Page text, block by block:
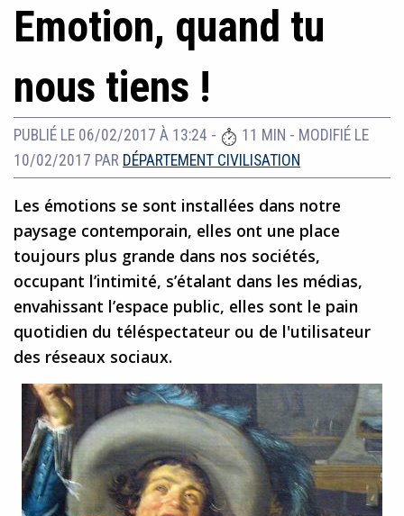
Emotion, quand tu
nous tiens !
PUBLIÉ LE 06/02/2017 À 13:24 - 11 MIN - MODIFIÉ LE
10/02/2017 PAR DÉPARTEMENT CIVILISATION
Les émotions se sont installées dans notre
paysage contemporain, elles ont une place
toujours plus grande dans nos sociétés,
occupant l’intimité, s’étalant dans les médias,
envahissant l’espace public, elles sont le pain
quotidien du téléspectateur ou de l'utilisateur
des réseaux sociaux.